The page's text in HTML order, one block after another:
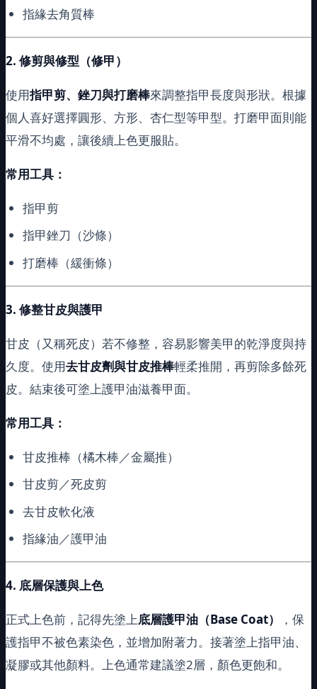
指緣去角質棒
2. 修剪與修型（修甲）
使用指甲剪、銼刀與打磨棒來調整指甲長度與形狀。根據
個人喜好選擇圓形、方形、杏仁型等甲型。打磨甲面則能
平滑不均處，讓後續上色更服貼。
常用工具：
指甲剪
指甲銼刀（沙條）
打磨棒（緩衝條）
3. 修整甘皮與護甲
甘皮（又稱死皮）若不修整，容易影響美甲的乾淨度與持
久度。使用去甘皮劑與甘皮推棒輕柔推開，再剪除多餘死
皮。結束後可塗上護甲油滋養甲面。
常用工具：
甘皮推棒（橘木棒／金屬推）
甘皮剪／死皮剪
去甘皮軟化液
指緣油／護甲油
4. 底層保護與上色
正式上色前，記得先塗上底層護甲油（Base Coat）
，保
護指甲不被色素染色，並增加附著力。接著塗上指甲油、
凝膠或其他顏料。上色通常建議塗2層，顏色更飽和。